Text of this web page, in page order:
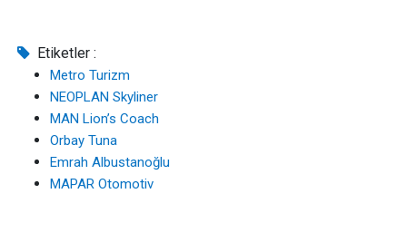
Etiketler :
Metro Turizm
NEOPLAN Skyliner
MAN Lion’s Coach
Orbay Tuna
Emrah Albustanoğlu
MAPAR Otomotiv